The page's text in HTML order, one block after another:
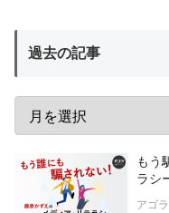
過去の記事
もう
ラシ
アゴ